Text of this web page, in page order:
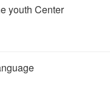
youth Center